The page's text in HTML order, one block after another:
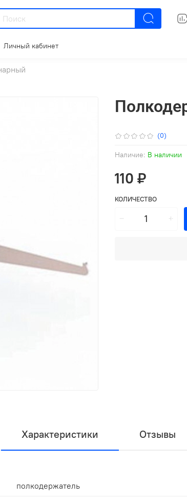
Личный кабинет
(0)
Наличие: В наличии
110 ₽
КОЛИЧЕСТВО
Характеристики Отзывы
полкодержатель